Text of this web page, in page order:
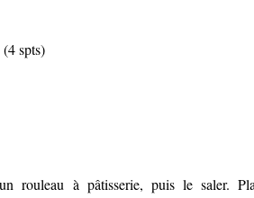
spts)
rouleau à pâtisserie, puis le saler.